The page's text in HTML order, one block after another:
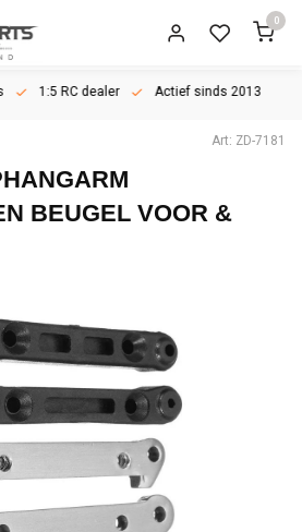
0
1:5 RC dealer Actief sinds 2013
Art: ZD-7181
BEUGEL VOOR &